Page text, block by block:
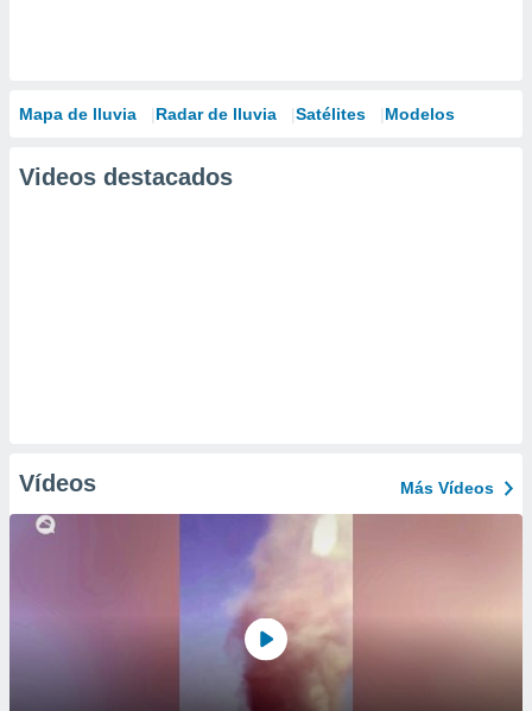
Mapa de lluvia Radar de lluvia Satélites Modelos
Videos destacados
Vídeos Más Vídeos